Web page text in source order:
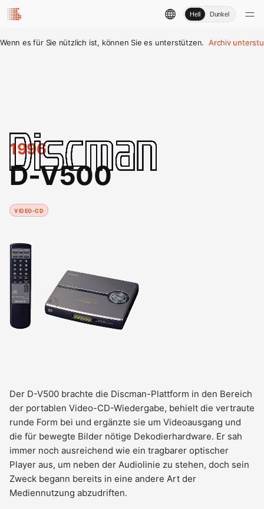
Hell Dunkel
Wenn es für Sie nützlich ist, können Sie es unterstützen. Archiv
1996
D-V500
VIDEO-CD
Der D-V500 brachte die Discman-Plattform in den Bereich
der portablen Video-CD-Wiedergabe, behielt die vertraute
runde Form bei und ergänzte sie um Videoausgang und
die für bewegte Bilder nötige Dekodierhardware. Er sah
immer noch ausreichend wie ein tragbarer optischer
Player aus, um neben der Audiolinie zu stehen, doch sein
Zweck begann bereits in eine andere Art der
Mediennutzung abzudriften.